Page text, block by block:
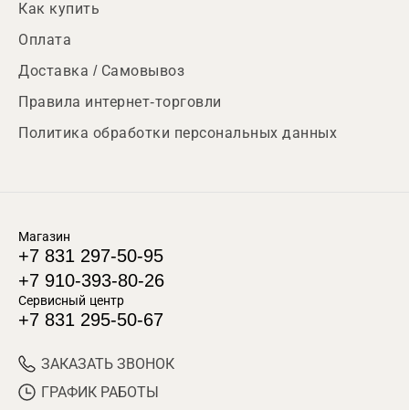
Как купить
Оплата
Доставка / Самовывоз
Правила интернет-торговли
Политика обработки персональных данных
Магазин
+7 831 297-50-95
+7 910-393-80-26
Сервисный центр
+7 831 295-50-67
ЗАКАЗАТЬ ЗВОНОК
ГРАФИК РАБОТЫ